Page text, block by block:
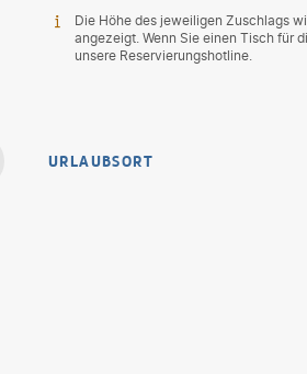
Die Höhe des jeweiligen Zuschlags
angezeigt. Wenn Sie einen Tisch für
unsere Reservierungshotline.
URLAUBSORT